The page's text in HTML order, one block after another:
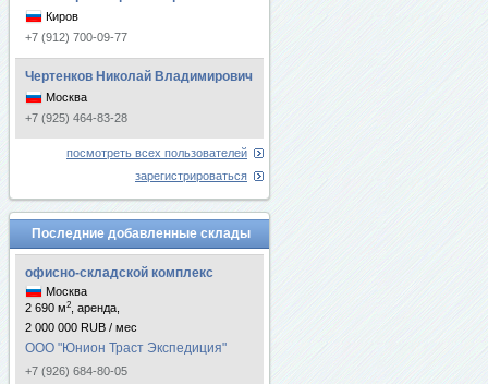
Киров
+7 (912) 700-09-77
Чертенков Николай Владимирович
Москва
+7 (925) 464-83-28
посмотреть всех пользователей
зарегистрироваться
Последние добавленные склады
офисно-складской комплекс
Москва
2 690 м2
, аренда,
2 000 000 RUB / мес
ООО "Юнион Траст Экспедиция"
+7 (926) 684-80-05